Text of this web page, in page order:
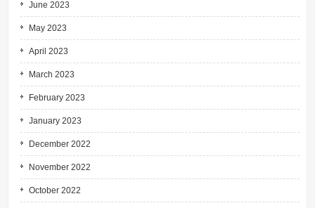
June 2023
May 2023
April 2023
March 2023
February 2023
January 2023
December 2022
November 2022
October 2022